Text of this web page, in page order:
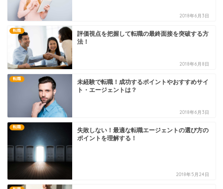
2018年6月3日
転職
評価視点を把握して転職の最終面接を突破する方
法！
2018年6月8日
転職
未経験で転職！成功するポイントやおすすめサイ
ト・エージェントは？
2018年6月3日
転職
失敗しない！最適な転職エージェントの選び方の
ポイントを理解する！
2018年5月24日